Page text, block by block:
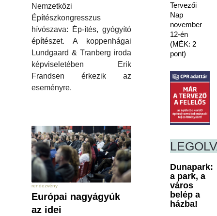
Nemzetközi
Építészkongresszus
hívószava: Ép-ítés, gyógyító
építészet. A koppenhágai
Lundgaard & Tranberg iroda
képviseletében Erik
Frandsen érkezik az
eseményre.
rendezvény
Európai nagyágyúk
az idei
Tervezői
Nap
november
12-én
(MÉK: 2
pont)
Dunapark:
a park, a
város
belép a
házba!